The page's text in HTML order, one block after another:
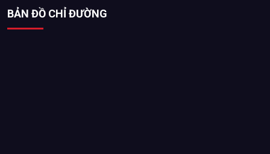
BẢN ĐỒ CHỈ ĐƯỜNG